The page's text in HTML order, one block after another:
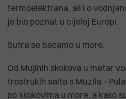
termoelektrana, ali i o
je bio poznat u cijeloj Europi.
Sutra se bacamo u more.
Od Mujinih skokova u metar
trostrukih salta s Muzila –
po skokovima u more, a kako